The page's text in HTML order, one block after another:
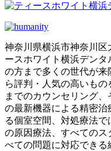
神奈川県横浜市神奈川区
ースホワイト横浜デン
の方まで多くの世代が
ら評判・人気の高いも
までのカウンセリング
の最新機器による精密
る個室空間、対処療法
の原因療法、すべての
べての問題に対応でき